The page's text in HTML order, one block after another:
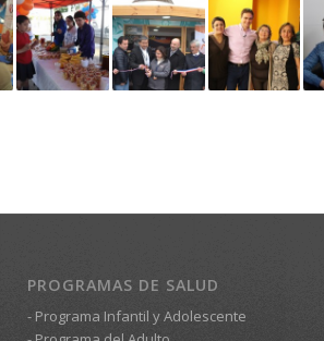
PROGRAMAS DE SALUD
- Programa Infantil y Adolescente